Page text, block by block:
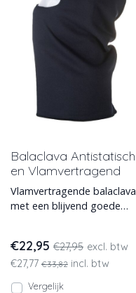
Balaclava Antistatisch
en Vlamvertragend
Vlamvertragende balaclava
met een blijvend goede
€22,95 €27,95 excl. btw
€27,77 €33,82 incl. btw
Vergelijk